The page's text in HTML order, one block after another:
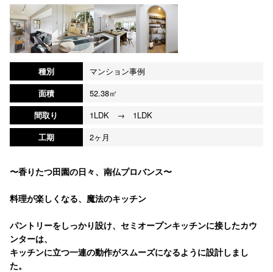
種別
マンション事例
面積
52.38㎡
間取り
1LDK → 1LDK
工期
2ヶ月
〜香りたつ田園の日々、南仏プロバンス〜
料理が楽しくなる、魔法のキッチン
パントリーをしっかり設け、セミオープンキッチンに接したカウ
ンターは、
キッチンに立つ一連の動作がスムーズになるように設計しまし
た。